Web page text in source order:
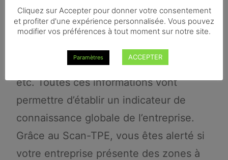
des questions sur votre entreprise : la
marge, les coûts, les heures de
personnel achetées, les ventes ou les
délais de règlement des fournisseurs
etc. Toutes ces informations vont
permettre d’établir un indicateur de
connaissance globale de l’entreprise.
Grâce au Scan-TPE, vous êtes alerté si
votre entreprise présente des zones à
Cliquez sur Accepter pour donner votre consentement
et profiter d'une expérience personnalisée. Vous pouvez
modifier vos préférences à tout moment sur notre site.
Paramètres ACCEPTER